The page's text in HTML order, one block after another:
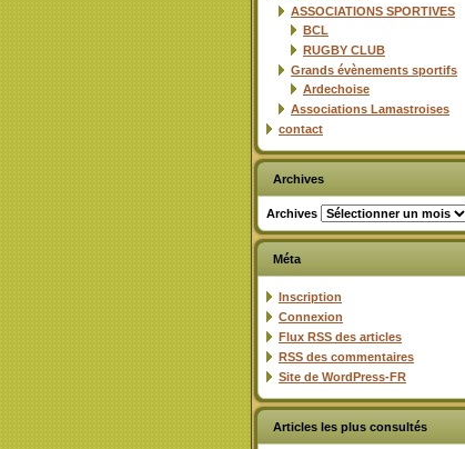
ASSOCIATIONS SPORTIVES
BCL
RUGBY CLUB
Grands évènements sportifs
Ardechoise
Associations Lamastroises
contact
Archives
Archives
Méta
Inscription
Connexion
Flux RSS des articles
RSS des commentaires
Site de WordPress-FR
Articles les plus consultés